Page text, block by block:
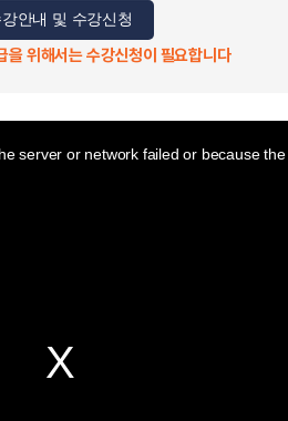
강안내 및 수강신청
을 위해서는 수강신청이 필요합니다
server or network failed or because the